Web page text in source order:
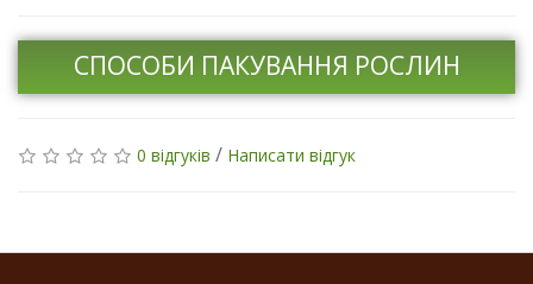
СПОСОБИ ПАКУВАННЯ РОСЛИН
0 відгуків / Написати відгук